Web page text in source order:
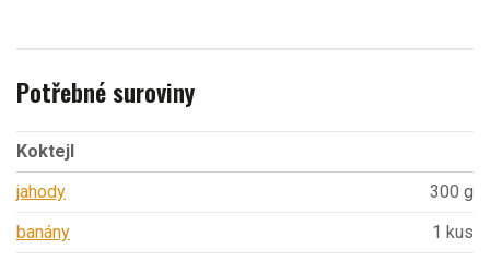
Potřebné suroviny
Koktejl
jahody
300 g
banány
1 kus